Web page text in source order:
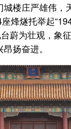
楼庄严雄伟，
烽燧托举起
蔚为壮观，象
扬奋进。